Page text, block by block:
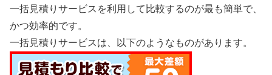
一括見積りサービスを利用して比較するのが最も簡単で、
かつ効率的です。
一括見積りサービスは、以下のようなものがあります。